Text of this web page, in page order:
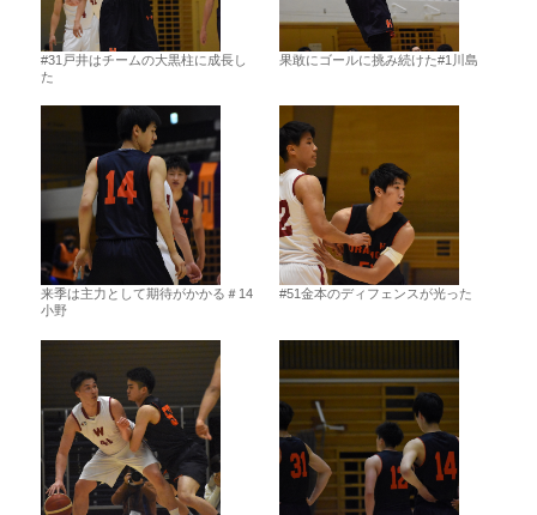
#31戸井はチームの大黒柱に成長し
た
果敢にゴールに挑み続けた#1川島
来季は主力として期待がかかる＃14
小野
#51金本のディフェンスが光った